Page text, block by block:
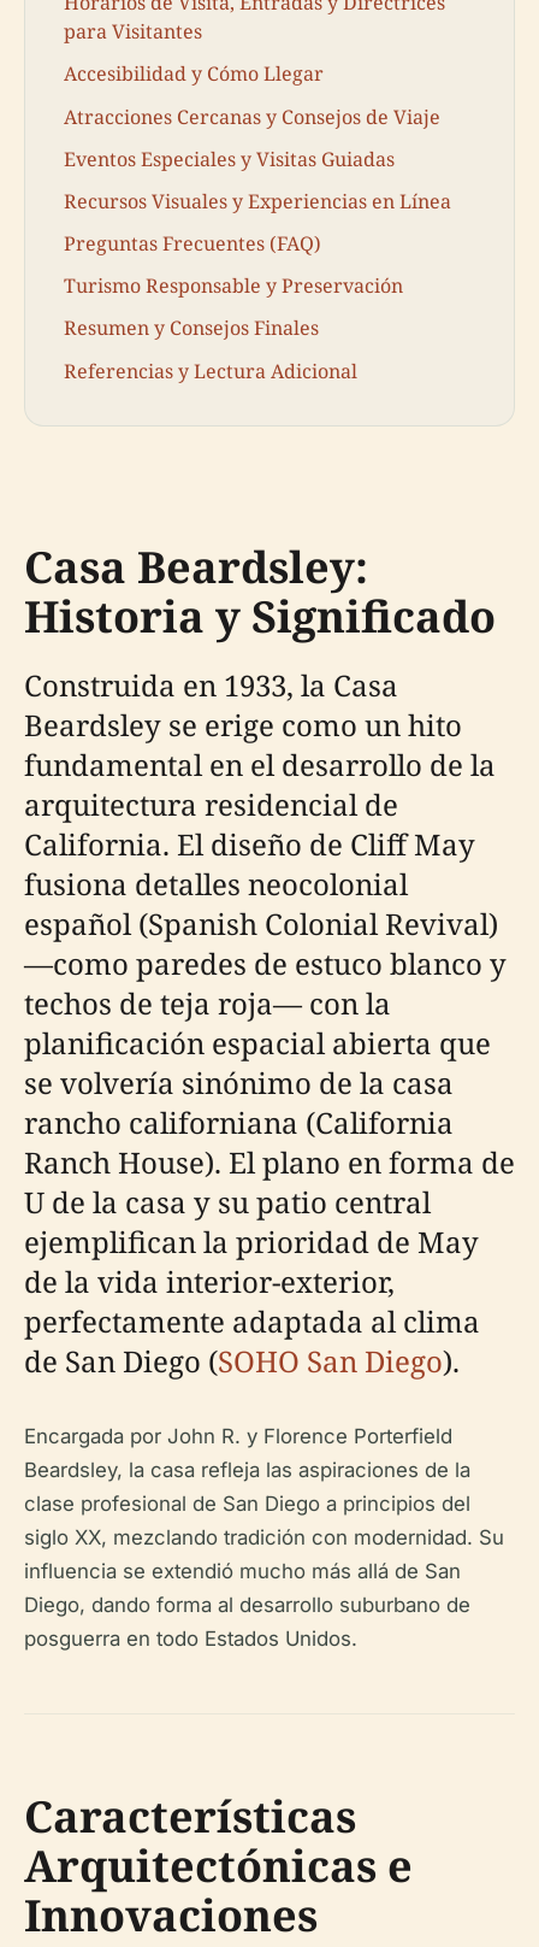
para Visitantes
Accesibilidad y Cómo Llegar
Atracciones Cercanas y Consejos de Viaje
Eventos Especiales y Visitas Guiadas
Recursos Visuales y Experiencias en Línea
Preguntas Frecuentes (FAQ)
Turismo Responsable y Preservación
Resumen y Consejos Finales
Referencias y Lectura Adicional
Casa Beardsley:
Historia y Significado
Construida en 1933, la Casa
Beardsley se erige como un hito
fundamental en el desarrollo de la
arquitectura residencial de
California. El diseño de Cliff May
fusiona detalles neocolonial
español (Spanish Colonial Revival)
—como paredes de estuco blanco y
techos de teja roja— con la
planificación espacial abierta que
se volvería sinónimo de la casa
rancho californiana (California
Ranch House). El plano en forma de
U de la casa y su patio central
ejemplifican la prioridad de May
de la vida interior-exterior,
perfectamente adaptada al clima
de San Diego (SOHO San Diego).
Encargada por John R. y Florence Porterfield
Beardsley, la casa refleja las aspiraciones de la
clase profesional de San Diego a principios del
siglo XX, mezclando tradición con modernidad. Su
influencia se extendió mucho más allá de San
Diego, dando forma al desarrollo suburbano de
posguerra en todo Estados Unidos.
Características
Arquitectónicas e
Innovaciones